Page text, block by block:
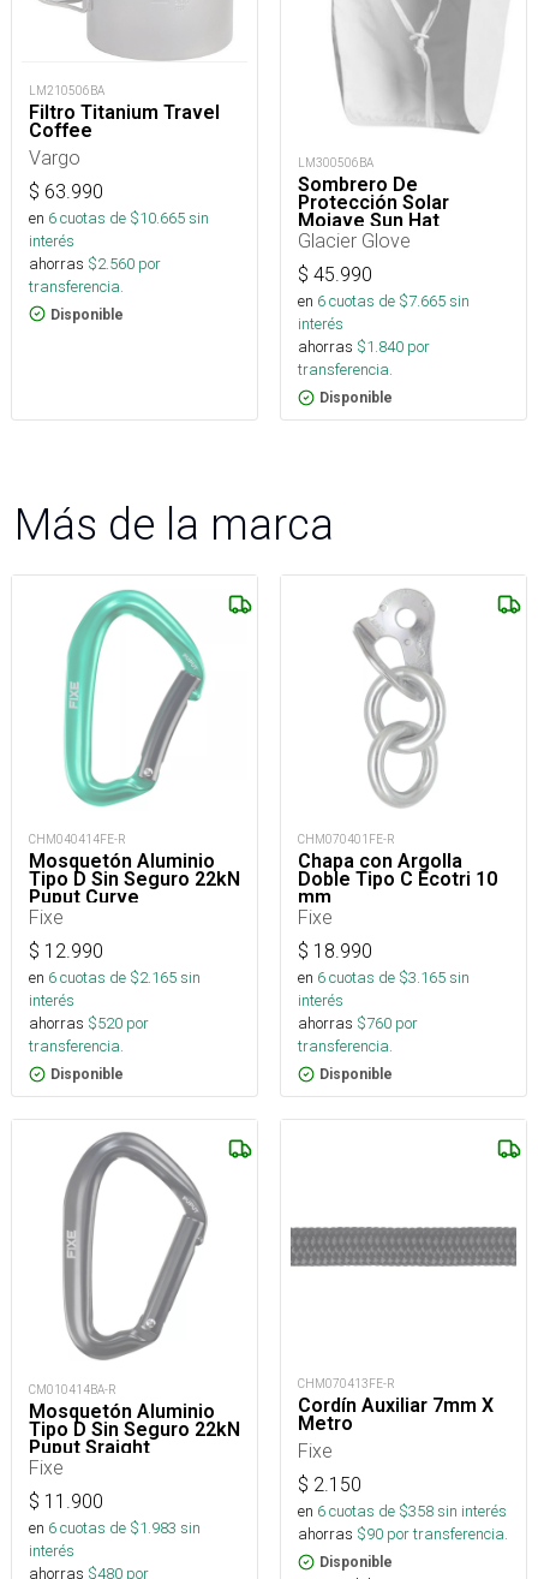
LM210506BA
Filtro Titanium Travel
Coffee
Vargo
$ 63.990
en 6cuotas de $10.665sin
interés
ahorras $2.560 por
transferencia.
Disponible
LM300506BA
Sombrero De
Protección Solar
Mojave Sun Hat
Glacier Glove
$ 45.990
en 6cuotas de $7.665sin
interés
ahorras $1.840 por
transferencia.
Disponible
Más de la marca
CHM040414FE-R
Mosquetón Aluminio
Tipo D Sin Seguro 22kN
Puput Curve
Fixe
$ 12.990
en 6cuotas de $2.165sin
interés
ahorras $520 por
transferencia.
Disponible
CHM070401FE-R
Chapa con Argolla
Doble Tipo C Ecotri 10
mm
Fixe
$ 18.990
en 6cuotas de $3.165sin
interés
ahorras $760 por
transferencia.
Disponible
CM010414BA-R
Mosquetón Aluminio
Tipo D Sin Seguro 22kN
Puput Sraight
Fixe
$ 11.900
en 6cuotas de $1.983 sin
interés
ahorras $480 por
CHM070413FE-R
Cordín Auxiliar 7mm X
Metro
Fixe
$ 2.150
en 6cuotas de $358sin interés
ahorras $90 por transferencia.
Disponible